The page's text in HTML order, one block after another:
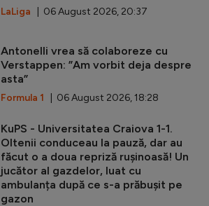
LaLiga | 06 August 2026, 20:37
Antonelli vrea să colaboreze cu
Verstappen: ”Am vorbit deja despre
asta”
Formula 1 | 06 August 2026, 18:28
KuPS - Universitatea Craiova 1-1.
Oltenii conduceau la pauză, dar au
făcut o a doua repriză rușinoasă! Un
jucător al gazdelor, luat cu
ambulanța după ce s-a prăbușit pe
gazon